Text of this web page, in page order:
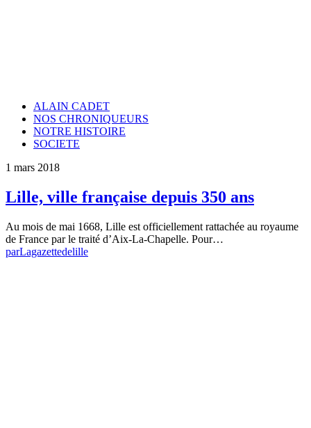
ALAIN CADET
NOS CHRONIQUEURS
NOTRE HISTOIRE
SOCIETE
1 mars 2018
Lille, ville française depuis 350 ans
Au mois de mai 1668, Lille est officiellement rattachée au royaume
de France par le traité d’Aix-La-Chapelle. Pour…
parLagazettedelille